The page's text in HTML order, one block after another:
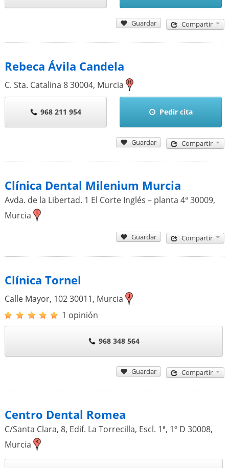
Guardar Compartir
Rebeca Ávila Candela
C. Sta. Catalina 830004, Murcia
968 211 954 Pedir cita
Guardar Compartir
Clínica Dental Milenium Murcia
Avda. de la Libertad. 1 El Corte Inglés – planta 4ª 30009,
Murcia
Guardar Compartir
Clínica Tornel
Calle Mayor, 10230011, Murcia
1 opinión
968 348 564
Guardar Compartir
Centro Dental Romea
C/Santa Clara, 8, Edif. La Torrecilla, Escl. 1ª, 1º D 30008,
Murcia